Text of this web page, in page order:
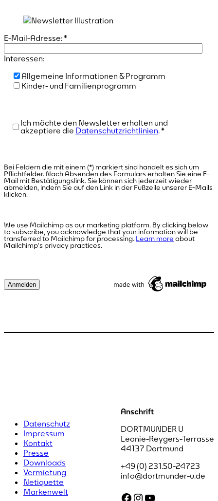
E-Mail-Adresse:*
Interessen:
Allgemeine Informationen & Programm
Kinder- und Familienprogramm
Ich möchte den Newsletter erhalten und
akzeptiere die Datenschutzrichtlinien.*
Bei Feldern die mit einem (*) markiert sind handelt es sich um
Pflichtfelder. Nach Absenden des Formulars erhalten Sie eine E-
Mail mit Bestätigungslink. Sie können sich jederzeit wieder
abmelden, indem Sie auf den Link in der Fußzeile unserer E-Mails
klicken.
We use Mailchimp as our marketing platform. By clicking below
to subscribe, you acknowledge that your information will be
transferred to Mailchimp for processing. Learn more about
Mailchimp's privacy practices.
Datenschutz
Impressum
Kontakt
Presse
Downloads
Vermietung
Netiquette
Markenwelt
Anschrift
DORTMUNDER U
Leonie-Reygers-Terrasse
44137 Dortmund
+49 (0) 231.50-24723
info@dortmunder-u.de
Facebook
Instagram
YouTube